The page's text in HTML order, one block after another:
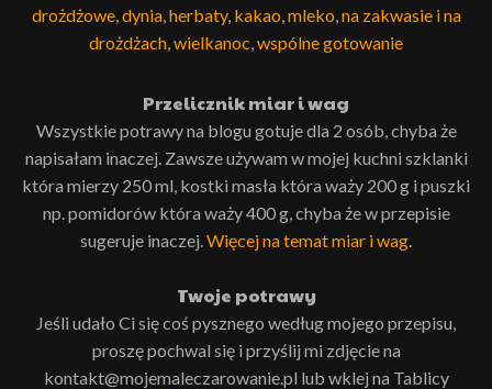
drożdżowe, dynia, herbaty, kakao mleko na zakwasie i na
drożdżach wielkanoc wspólne gotowanie
Przelicznik miar i wag
Wszystkie potrawy na blogu gotuje dla 2 osób, chyba że
napisałam inaczej. Zawsze używam w mojej kuchni szklanki
która mierzy 250 ml, kostki masła która waży 200 g i puszki
np. pomidorów która waży 400 g, chyba że w przepisie
sugeruje inaczej. Więcej na temat miar i wag
Twoje potrawy
Jeśli udało Ci się coś pysznego według mojego przepisu,
proszę pochwal się i przyślij mi zdjęcie na
kontakt@mojemaleczarowanie.pl lub wklej na Tablicy